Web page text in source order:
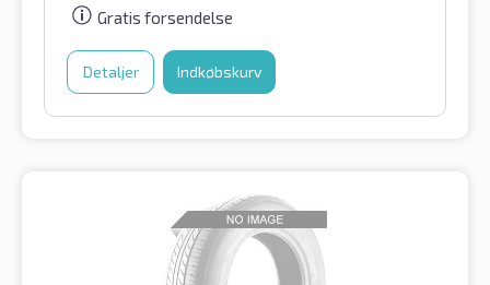
Gratis forsendelse
Detaljer Indkøbskurv